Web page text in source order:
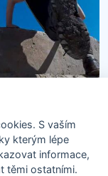
. S vaším
kterým lépe
informace,
těmi ostatními.